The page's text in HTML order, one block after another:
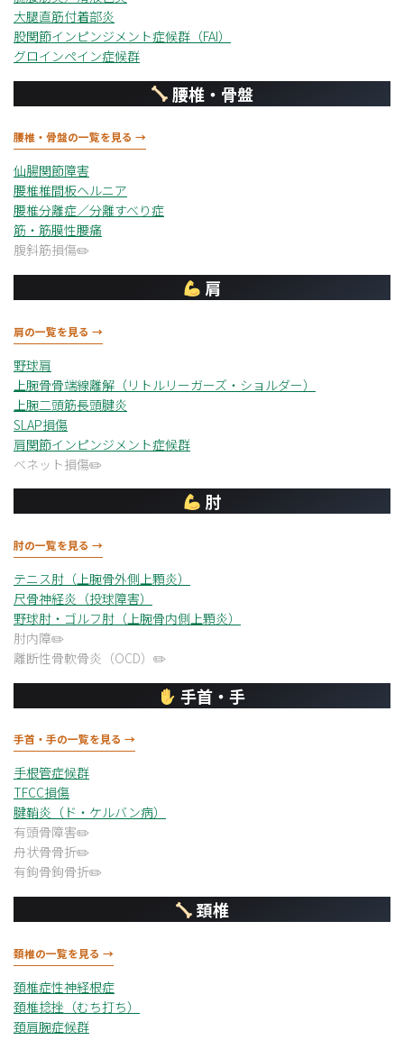
大腿直筋付着部炎
股関節インピンジメント症候群（FAI）
グロインペイン症候群
腰椎・骨盤
腰椎・骨盤の一覧を見る →
仙腸関節障害
腰椎椎間板ヘルニア
腰椎分離症／分離すべり症
筋・筋膜性腰痛
腹斜筋損傷
肩
肩の一覧を見る →
野球肩
上腕骨骨端線離解（リトルリーガーズ・ショルダー）
上腕二頭筋長頭腱炎
SLAP損傷
肩関節インピンジメント症候群
ベネット損傷
肘
肘の一覧を見る →
テニス肘（上腕骨外側上顆炎）
尺骨神経炎（投球障害）
野球肘・ゴルフ肘（上腕骨内側上顆炎）
肘内障
離断性骨軟骨炎（OCD）
手首・手
手首・手の一覧を見る →
手根管症候群
TFCC損傷
腱鞘炎（ド・ケルバン病）
有頭骨障害
舟状骨骨折
有鉤骨鉤骨折
頚椎
頚椎の一覧を見る →
頚椎症性神経根症
頚椎捻挫（むち打ち）
頚肩腕症候群